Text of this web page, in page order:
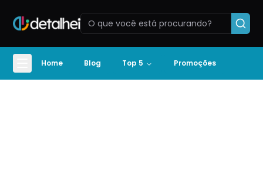
Home Blog Top 5 Promoções